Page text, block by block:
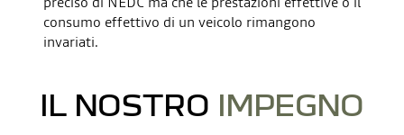
consumo effettivo di un veicolo rimangono
invariati.
IL NOSTRO IMPEGNO